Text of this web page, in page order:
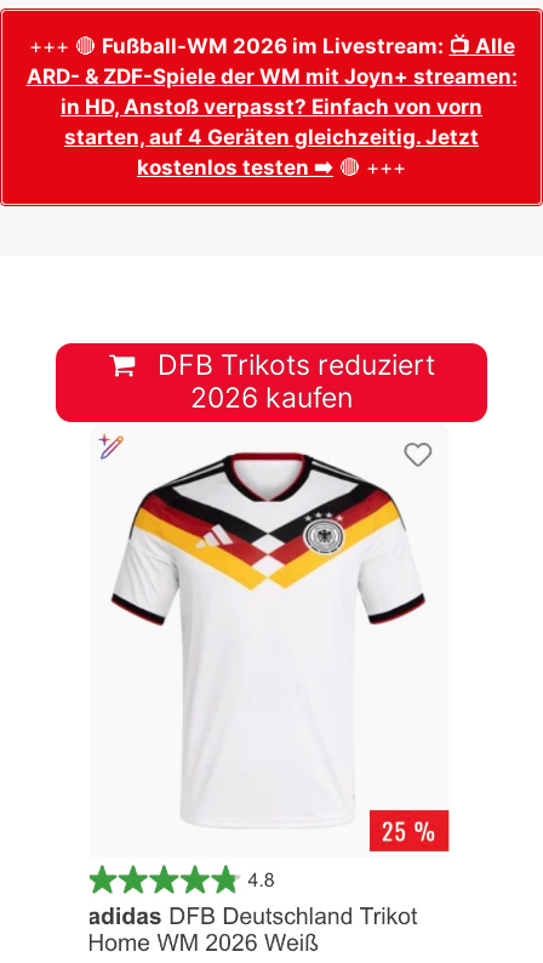
+++ 🔴 Fußball-WM 2026 im Livestream: 📺 Alle
ARD- & ZDF-Spiele der WM mit Joyn+ streamen:
in HD, Anstoß verpasst? Einfach von vorn
starten, auf 4 Geräten gleichzeitig. Jetzt
kostenlos testen ➡️ 🔴 +++
DFB Trikots reduziert
2026 kaufen